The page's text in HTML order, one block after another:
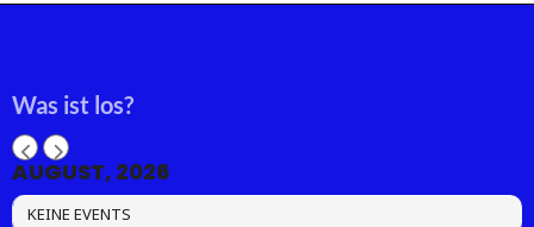
Was ist los?
AUGUST, 2026
KEINE EVENTS